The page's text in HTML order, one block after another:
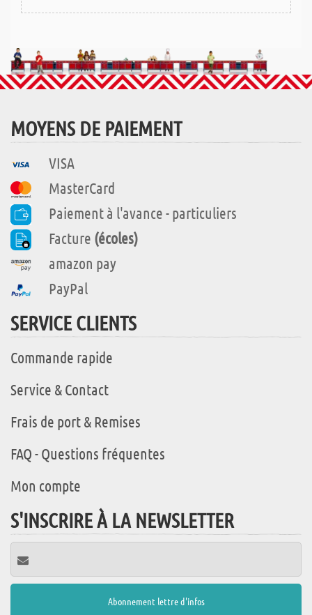
MOYENS DE PAIEMENT
VISA
MasterCard
Paiement à l'avance - particuliers
Facture (écoles)
amazon pay
PayPal
SERVICE CLIENTS
Commande rapide
Service & Contact
Frais de port & Remises
FAQ - Questions fréquentes
Mon compte
S'INSCRIRE À LA NEWSLETTER